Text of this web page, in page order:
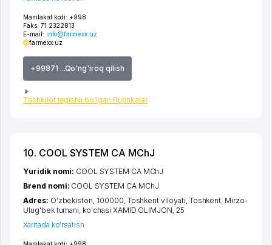
Mamlakat kodi: +998
Faks: 71 2322813
E-mail: info@farmexx.uz
farmexx.uz
+99871 ...Qo'ng'iroq qilish
Tashkilot tegishli bo'lgan Rubrikalar
10. COOL SYSTEM CA MChJ
Yuridik nomi: COOL SYSTEM CA MChJ
Brend nomi: COOL SYSTEM CA MChJ
Adres: O'zbekiston, 100000, Toshkent viloyati Toshkent Mirzo-
Ulug'bek tumani ko'chasi XAMID OLIMJON , 25
Xaritada ko'rsatish